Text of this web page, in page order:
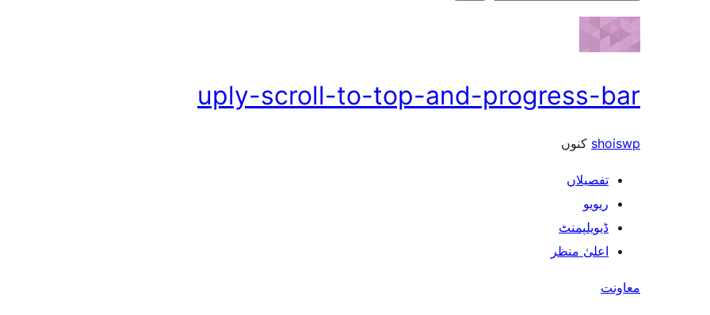
ڳولو
uply-scroll-to-top-and-progress-bar
shoiswp کنوں
تفصیلاں
ریویو
ڈیویلپمنٹ
اعلیٰ منظر
معاونت